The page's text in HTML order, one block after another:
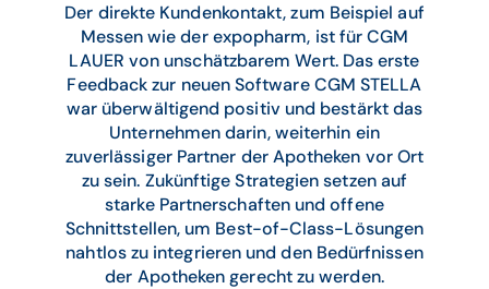
Der direkte Kundenkontakt, zum Beispiel auf
Messen wie der expopharm, ist für CGM
LAUER von unschätzbarem Wert. Das erste
Feedback zur neuen Software CGM STELLA
war überwältigend positiv und bestärkt das
Unternehmen darin, weiterhin ein
zuverlässiger Partner der Apotheken vor Ort
zu sein. Zukünftige Strategien setzen auf
starke Partnerschaften und offene
Schnittstellen, um Best-of-Class-Lösungen
nahtlos zu integrieren und den Bedürfnissen
der Apotheken gerecht zu werden.